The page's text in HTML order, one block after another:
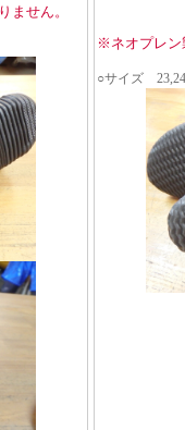
ません。
※ネオプレン
○サイズ